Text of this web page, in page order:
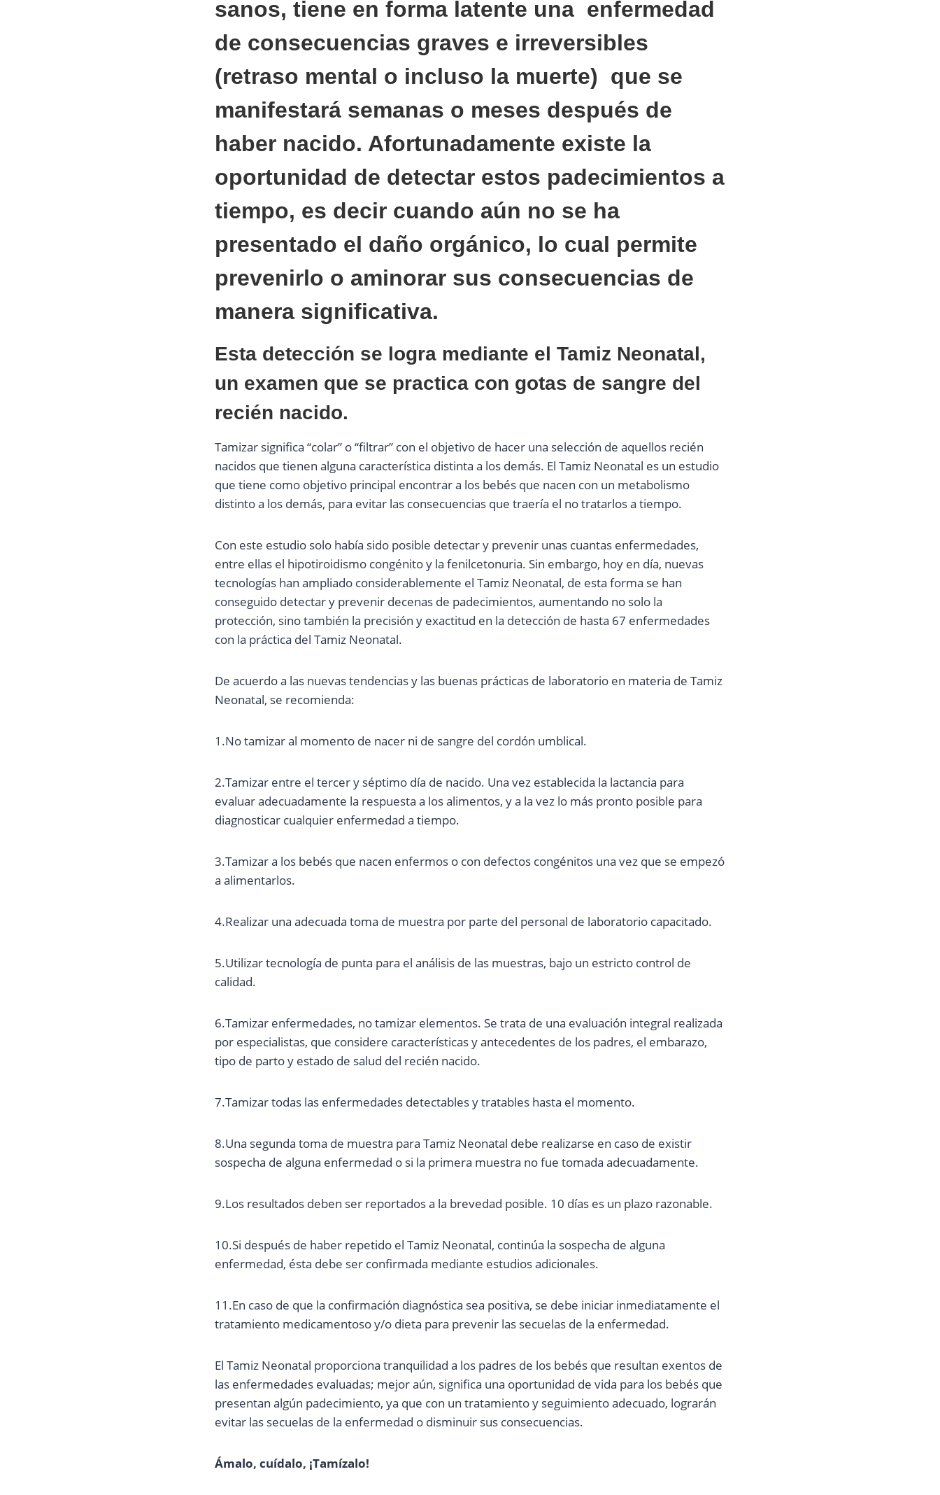
sanos, tiene en forma latente una enfermedad
de consecuencias graves e irreversibles
(retraso mental o incluso la muerte) que se
manifestará semanas o meses después de
haber nacido. Afortunadamente existe la
oportunidad de detectar estos padecimientos a
tiempo, es decir cuando aún no se ha
presentado el daño orgánico, lo cual permite
prevenirlo o aminorar sus consecuencias de
manera significativa.
Esta detección se logra mediante el Tamiz Neonatal,
un examen que se practica con gotas de sangre del
recién nacido.
Tamizar significa “colar” o “filtrar” con el objetivo de hacer una selección de aquellos recién
nacidos que tienen alguna característica distinta a los demás. El Tamiz Neonatal es un estudio
que tiene como objetivo principal encontrar a los bebés que nacen con un metabolismo
distinto a los demás, para evitar las consecuencias que traería el no tratarlos a tiempo.
Con este estudio solo había sido posible detectar y prevenir unas cuantas enfermedades,
entre ellas el hipotiroidismo congénito y la fenilcetonuria. Sin embargo, hoy en día, nuevas
tecnologías han ampliado considerablemente el Tamiz Neonatal, de esta forma se han
conseguido detectar y prevenir decenas de padecimientos, aumentando no solo la
protección, sino también la precisión y exactitud en la detección de hasta 67 enfermedades
con la práctica del Tamiz Neonatal.
De acuerdo a las nuevas tendencias y las buenas prácticas de laboratorio en materia de Tamiz
Neonatal, se recomienda:
1.No tamizar al momento de nacer ni de sangre del cordón umblical.
2.Tamizar entre el tercer y séptimo día de nacido. Una vez establecida la lactancia para
evaluar adecuadamente la respuesta a los alimentos, y a la vez lo más pronto posible para
diagnosticar cualquier enfermedad a tiempo.
3.Tamizar a los bebés que nacen enfermos o con defectos congénitos una vez que se empezó
a alimentarlos.
4.Realizar una adecuada toma de muestra por parte del personal de laboratorio capacitado.
5.Utilizar tecnología de punta para el análisis de las muestras, bajo un estricto control de
calidad.
6.Tamizar enfermedades, no tamizar elementos. Se trata de una evaluación integral realizada
por especialistas, que considere características y antecedentes de los padres, el embarazo,
tipo de parto y estado de salud del recién nacido.
7.Tamizar todas las enfermedades detectables y tratables hasta el momento.
8.Una segunda toma de muestra para Tamiz Neonatal debe realizarse en caso de existir
sospecha de alguna enfermedad o si la primera muestra no fue tomada adecuadamente.
9.Los resultados deben ser reportados a la brevedad posible. 10 días es un plazo razonable.
10.Si después de haber repetido el Tamiz Neonatal, continúa la sospecha de alguna
enfermedad, ésta debe ser confirmada mediante estudios adicionales.
11.En caso de que la confirmación diagnóstica sea positiva, se debe iniciar inmediatamente el
tratamiento medicamentoso y/o dieta para prevenir las secuelas de la enfermedad.
El Tamiz Neonatal proporciona tranquilidad a los padres de los bebés que resultan exentos de
las enfermedades evaluadas; mejor aún, significa una oportunidad de vida para los bebés que
presentan algún padecimiento, ya que con un tratamiento y seguimiento adecuado, lograrán
evitar las secuelas de la enfermedad o disminuir sus consecuencias.
Ámalo, cuídalo, ¡Tamízalo!